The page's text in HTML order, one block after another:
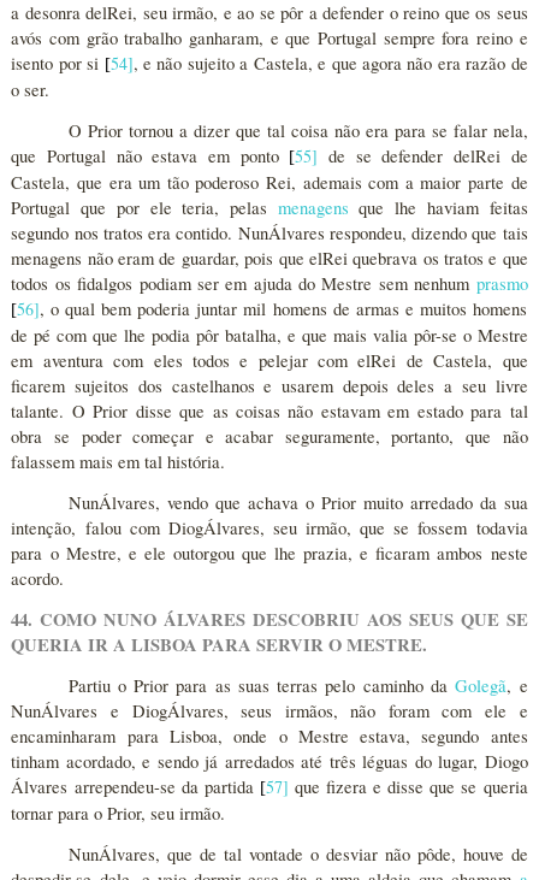
a desonra delRei, seu irmão, e ao se pôr a defender o reino que os seus
avós com grão trabalho ganharam, e que Portugal sempre fora reino e
isento por si [54], e não sujeito a Castela, e que agora não era razão de
o ser.
O Prior tornou a dizer que tal coisa não era para se falar nela,
que Portugal não estava em ponto [55] de se defender delRei de
Castela, que era um tão poderoso Rei, ademais com a maior parte de
Portugal que por ele teria, pelas menagens que lhe haviam feitas
segundo nos tratos era contido. NunÁlvares respondeu, dizendo que tais
menagens não eram de guardar, pois que elRei quebrava os tratos e que
todos os fidalgos podiam ser em ajuda do Mestre sem nenhum prasmo
[56], o qual bem poderia juntar mil homens de armas e muitos homens
de pé com que lhe podia pôr batalha, e que mais valia pôr-se o Mestre
em aventura com eles todos e pelejar com elRei de Castela, que
ficarem sujeitos dos castelhanos e usarem depois deles a seu livre
talante. O Prior disse que as coisas não estavam em estado para tal
obra se poder começar e acabar seguramente, portanto, que não
falassem mais em tal história.
NunÁlvares, vendo que achava o Prior muito arredado da sua
intenção, falou com DiogÁlvares, seu irmão, que se fossem todavia
para o Mestre, e ele outorgou que lhe prazia, e ficaram ambos neste
acordo.
44. COMO NUNO ÁLVARES DESCOBRIU AOS SEUS QUE SE
QUERIA IR A LISBOA PARA SERVIR O MESTRE.
Partiu o Prior para as suas terras pelo caminho daGolegã, e
NunÁlvares e DiogÁlvares, seus irmãos, não foram com ele e
encaminharam para Lisboa, onde o Mestre estava, segundo antes
tinham acordado, e sendo já arredados até três léguas do lugar, Diogo
Álvares arrependeu-se da partida [57] que fizera e disse que se queria
tornar para o Prior, seu irmão.
NunÁlvares, que de tal vontade o desviar não pôde, houve de